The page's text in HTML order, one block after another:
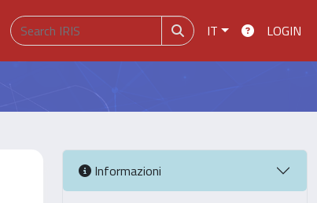
IT LOGIN
Informazioni